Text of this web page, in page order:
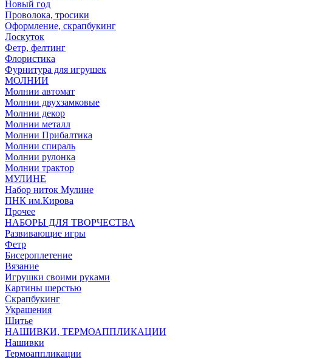
Новый год
Проволока, тросики
Оформление, скрапбукинг
Лоскуток
Фетр, фелтинг
Флористика
Фурнитура для игрушек
МОЛНИИ
Молнии автомат
Молнии двухзамковые
Молнии декор
Молнии металл
Молнии Прибалтика
Молнии спираль
Молнии рулонка
Молнии трактор
МУЛИНЕ
Набор ниток Мулине
ПНК им.Кирова
Прочее
НАБОРЫ ДЛЯ ТВОРЧЕСТВА
Развивающие игры
Фетр
Бисероплетение
Вязание
Игрушки своими руками
Картины шерстью
Скрапбукинг
Украшения
Шитье
НАШИВКИ, ТЕРМОАППЛИКАЦИИ
Нашивки
Термоаппликации